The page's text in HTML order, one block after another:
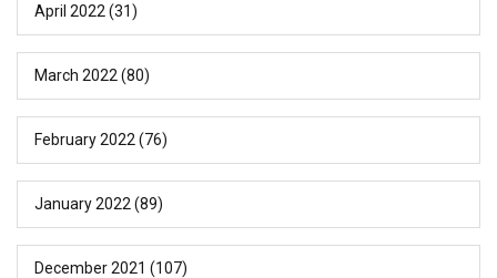
April 2022 (31)
March 2022 (80)
February 2022 (76)
January 2022 (89)
December 2021 (107)